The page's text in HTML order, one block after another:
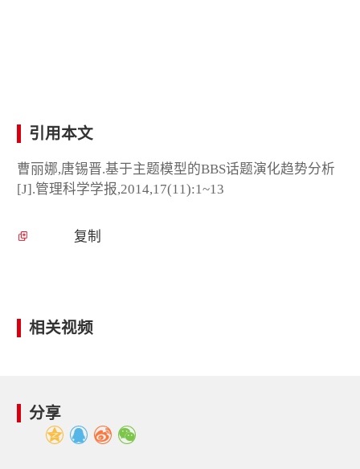
引用本文
曹丽娜,唐锡晋.基于主题模型的BBS话题演化趋势分析
[J].管理科学学报,2014,17(11):1~13
复制
相关视频
分享